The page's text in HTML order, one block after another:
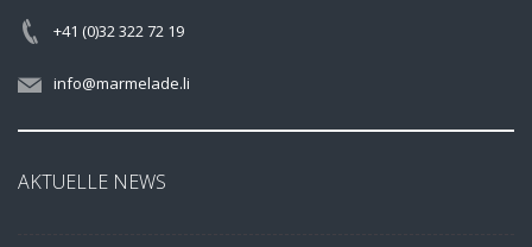
+41 (0)32 322 72 19
info@marmelade.li
AKTUELLE NEWS